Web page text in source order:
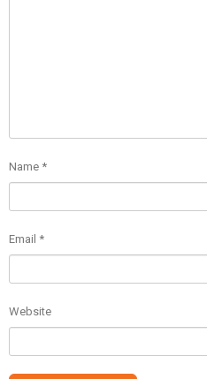
Name *
Email *
Website